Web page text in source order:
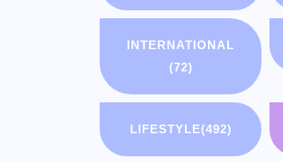
INTERNATIONAL
(72)
LIFESTYLE(492)